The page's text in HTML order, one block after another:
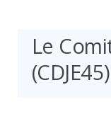
Le
(CDJE45)